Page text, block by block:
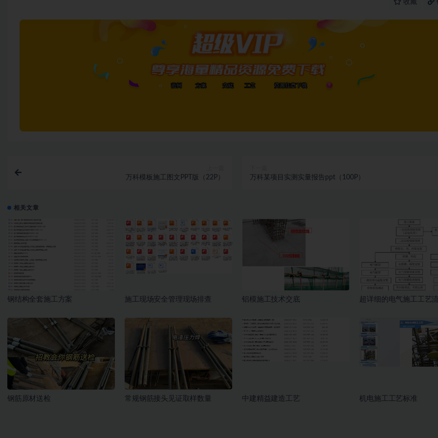
收藏
万科模板施工图文PPT版（22P） 万科某项目实测实量报告ppt（100P）
相关文章
钢结构全套施工方案 施工现场安全管理现场排查 铝模施工技术交底 超详细的电气施工工艺
钢筋原材送检 常规钢筋接头见证取样数量 中建精益建造工艺 机电施工工艺标准